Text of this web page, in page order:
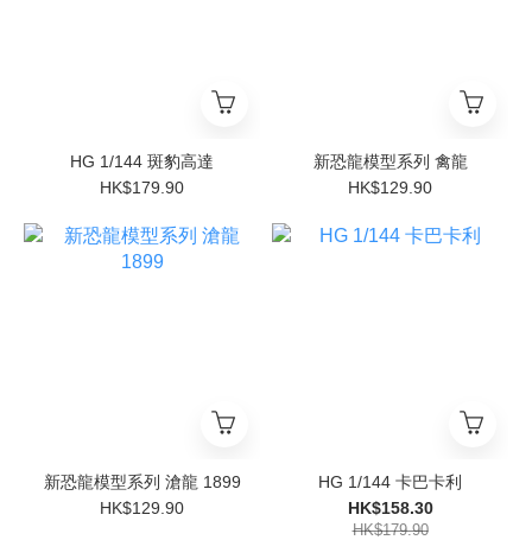
HG 1/144 斑豹高達
HK$179.90
新恐龍模型系列 禽龍
HK$129.90
新恐龍模型系列 滄龍 1899
HK$129.90
HG 1/144 卡巴卡利
HK$158.30
HK$179.90